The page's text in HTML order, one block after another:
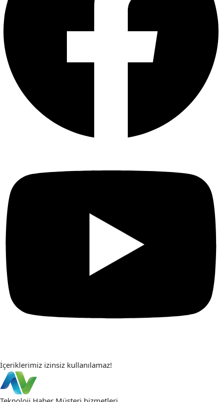
İçeriklerimiz izinsiz kullanılamaz!